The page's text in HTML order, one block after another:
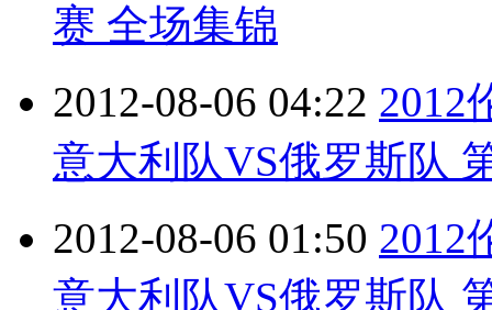
赛 全场集锦
2012-08-06 04:22 2012
意大利队VS俄罗斯队
2012-08-06 01:50 2012
意大利队VS俄罗斯队